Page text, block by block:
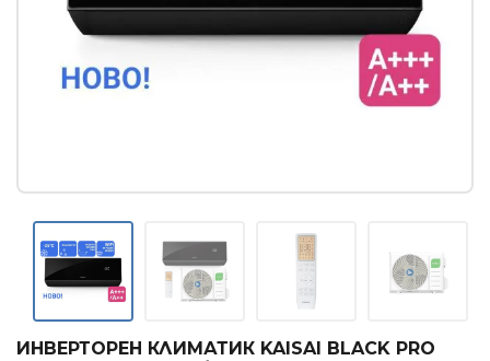
КОНВЕКТОРИ
Стенни конвектори
Лъчисти конвектори
Мултипозиционни бойлери
ИНВЕРТОРЕН КЛИМАТИК KAISAI BLACK PRO